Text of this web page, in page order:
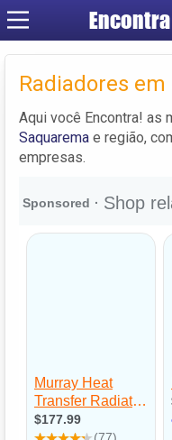
Encontra
Radiadores
Aqui você Encontra! as
Saquarema e região,
empresas.